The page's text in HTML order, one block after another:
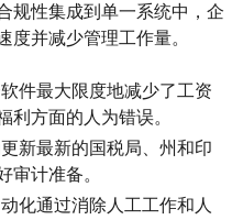
规性集成到单一系统中，企
度并减少管理工作量。
件最大限度地减少了工资
利方面的人为错误。
新最新的国税局、州和印
审计准备。
化通过消除人工工作和人